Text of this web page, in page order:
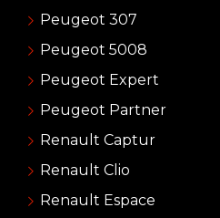
Peugeot 307
Peugeot 5008
Peugeot Expert
Peugeot Partner
Renault Captur
Renault Clio
Renault Espace